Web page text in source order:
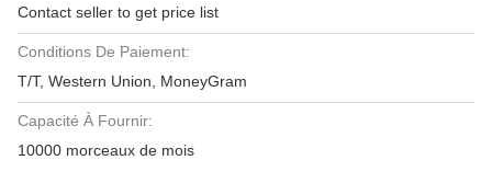
Contact seller to get price list
Conditions De Paiement:
T/T, Western Union, MoneyGram
Capacité À Fournir:
10000 morceaux de mois